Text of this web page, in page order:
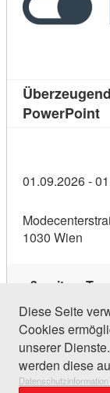
PowerPoint
01.09.2026 -
1030 Wien
3 weitere
164 Einträge
Diese Seite
Cookies
unserer
werden diese